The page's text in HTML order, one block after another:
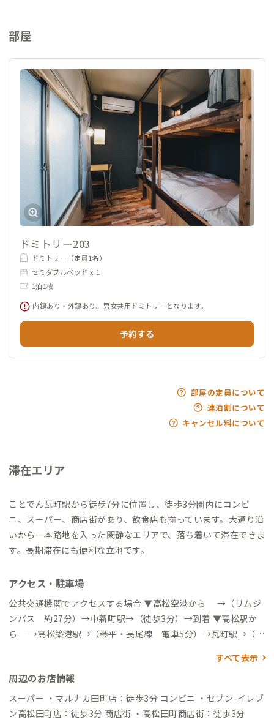
部屋
ドミトリー203
ドミトリー（定員1名）
セミダブルベッド x 1
1泊1枚
内鍵あり・外鍵あり。男女共用ドミトリーとなります。
予約する
部屋の定員について
連泊割について
キャンセル料について
滞在エリア
ことでん瓦町駅から徒歩7分に位置し、徒歩3分圏内にコンビ
ニ、スーパー、商店街があり、飲食店も揃っています。大通り沿
いから一本路地を入った閑静なエリアで、落ち着いて滞在できま
す。長期滞在にも便利な立地です。
アクセス・駐車場
公共交通機関でアクセスする場合 ▼高松空港から →（リムジ
ンバス 約27分）→中新町駅→（徒歩3分）→到着 ▼高松駅か
ら →高松築港駅→（琴平・長尾線 電車5分）→瓦町駅→（徒
方面から 南方向に中央通り/国道30号を進み、中新町交差点を左
折して観光通り/県庁43号に入ります。270ｍ先を右折し、1つ目
の交差点を左折したらコトリ コワーキング＆ホステル高松で
すべて表示
周辺のお店情報
スーパー ・マルナカ田町店：徒歩3分 コンビニ ・セブン-イレブ
ン高松田町店：徒歩3分 商店街 ・高松田町商店街：徒歩3分